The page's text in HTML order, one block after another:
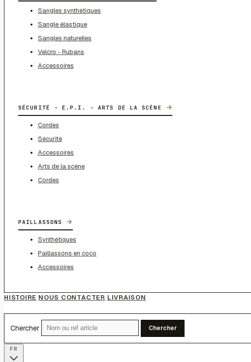
Sangles synthétiques
Sangle élastique
Sangles naturelles
Velcro - Rubans
Accessoires
SÉCURITÉ - E.P.I. - ARTS DE LA SCÈNE →
Cordes
Sécurité
Accessoires
Arts de la scène
Cordes
PAILLASSONS →
Synthétiques
Paillassons en coco
Accessoires
HISTOIRE NOUS CONTACTER LIVRAISON
Chercher Chercher